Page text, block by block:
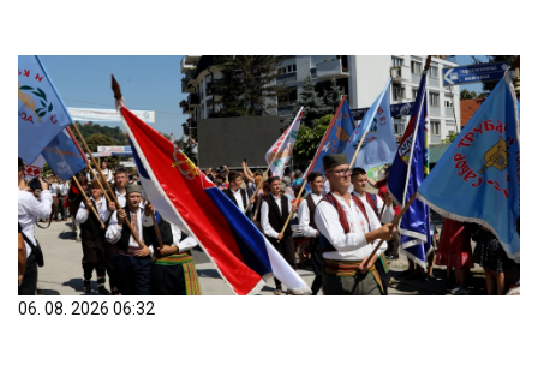
06. 08. 2026 06:32